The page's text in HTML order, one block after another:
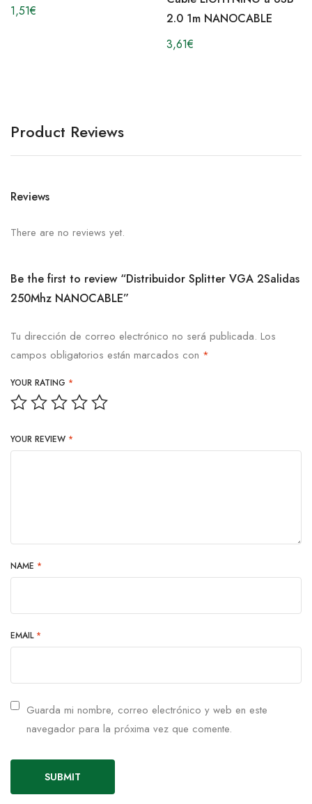
1,51€
2.0 1m NANOCABLE
3,61€
Product Reviews
Reviews
There are no reviews yet.
Be the first to review “Distribuidor Splitter VGA 2Salidas
250Mhz NANOCABLE”
Tu dirección de correo electrónico no será publicada. Los
campos obligatorios están marcados con *
YOUR RATING *
YOUR REVIEW *
NAME *
EMAIL *
Guarda mi nombre, correo electrónico y web en este
navegador para la próxima vez que comente.